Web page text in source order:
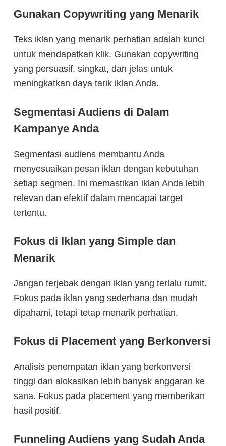
Gunakan Copywriting yang Menarik
Teks iklan yang menarik perhatian adalah kunci
untuk mendapatkan klik. Gunakan copywriting
yang persuasif, singkat, dan jelas untuk
meningkatkan daya tarik iklan Anda.
Segmentasi Audiens di Dalam
Kampanye Anda
Segmentasi audiens membantu Anda
menyesuaikan pesan iklan dengan kebutuhan
setiap segmen. Ini memastikan iklan Anda lebih
relevan dan efektif dalam mencapai target
tertentu.
Fokus di Iklan yang Simple dan
Menarik
Jangan terjebak dengan iklan yang terlalu rumit.
Fokus pada iklan yang sederhana dan mudah
dipahami, tetapi tetap menarik perhatian.
Fokus di Placement yang Berkonversi
Analisis penempatan iklan yang berkonversi
tinggi dan alokasikan lebih banyak anggaran ke
sana. Fokus pada placement yang memberikan
hasil positif.
Funneling Audiens yang Sudah Anda